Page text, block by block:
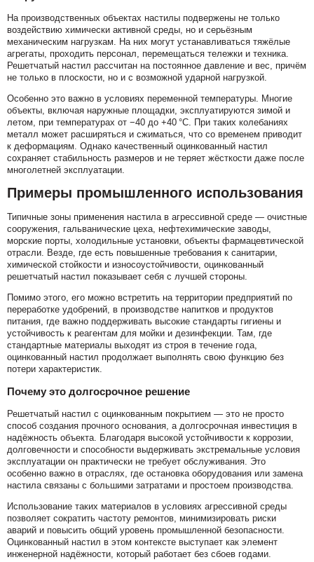
На производственных объектах настилы подвержены не только
воздействию химически активной среды, но и серьёзным
механическим нагрузкам. На них могут устанавливаться тяжёлые
агрегаты, проходить персонал, перемещаться тележки и техника.
Решетчатый настил рассчитан на постоянное давление и вес, причём
не только в плоскости, но и с возможной ударной нагрузкой.
Особенно это важно в условиях переменной температуры. Многие
объекты, включая наружные площадки, эксплуатируются зимой и
летом, при температурах от −40 до +40 °C. При таких колебаниях
металл может расширяться и сжиматься, что со временем приводит
к деформациям. Однако качественный оцинкованный настил
сохраняет стабильность размеров и не теряет жёсткости даже после
многолетней эксплуатации.
Примеры промышленного использования
Типичные зоны применения настила в агрессивной среде — очистные
сооружения, гальванические цеха, нефтехимические заводы,
морские порты, холодильные установки, объекты фармацевтической
отрасли. Везде, где есть повышенные требования к санитарии,
химической стойкости и износоустойчивости, оцинкованный
решетчатый настил показывает себя с лучшей стороны.
Помимо этого, его можно встретить на территории предприятий по
переработке удобрений, в производстве напитков и продуктов
питания, где важно поддерживать высокие стандарты гигиены и
устойчивость к реагентам для мойки и дезинфекции. Там, где
стандартные материалы выходят из строя в течение года,
оцинкованный настил продолжает выполнять свою функцию без
потери характеристик.
Почему это долгосрочное решение
Решетчатый настил с оцинкованным покрытием — это не просто
способ создания прочного основания, а долгосрочная инвестиция в
надёжность объекта. Благодаря высокой устойчивости к коррозии,
долговечности и способности выдерживать экстремальные условия
эксплуатации он практически не требует обслуживания. Это
особенно важно в отраслях, где остановка оборудования или замена
настила связаны с большими затратами и простоем производства.
Использование таких материалов в условиях агрессивной среды
позволяет сократить частоту ремонтов, минимизировать риски
аварий и повысить общий уровень промышленной безопасности.
Оцинкованный настил в этом контексте выступает как элемент
инженерной надёжности, который работает без сбоев годами.